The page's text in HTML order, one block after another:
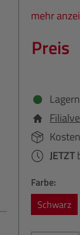
mehr
Preis
JETZT
Farbe:
Schwarz